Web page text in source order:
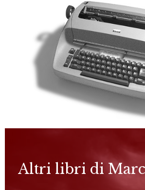
Altri libri di